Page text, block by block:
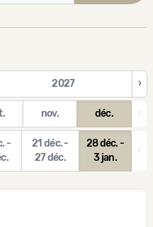
2027 ›
nov. déc. ›
-
21 déc. -
27 déc.
28 déc. -
3 jan.
›